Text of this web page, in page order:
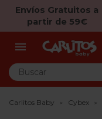
Envíos Gratuitos a
partir de 59€

Carlitos Baby Cybex